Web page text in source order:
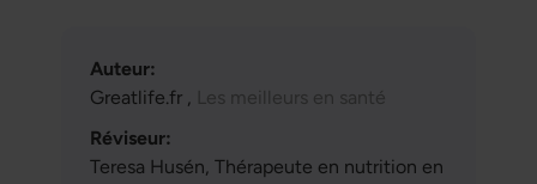
Auteur:
Greatlife.fr , Les meilleurs en santé
Réviseur:
Teresa Husén, Thérapeute en nutrition en